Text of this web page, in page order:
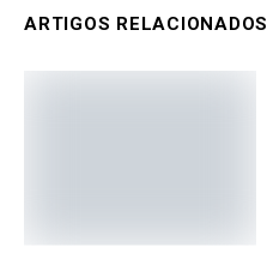
ARTIGOS RELACIONADOS